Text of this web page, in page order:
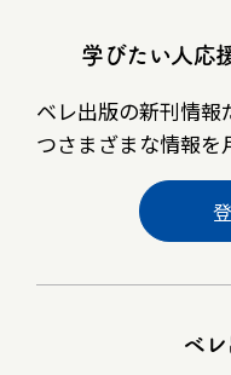
学びたい人応
ベレ出版の新刊情報
つさまざまな情報を
ベ